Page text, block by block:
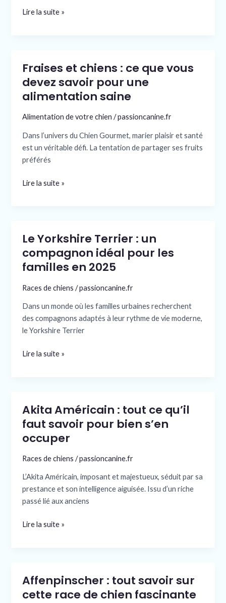
ou
Lire la suite »
Fraises et chiens : ce que vous
devez savoir pour une
alimentation saine
Alimentation de votre chien /passioncanine.fr
Dans l’univers du Chien Gourmet, marier plaisir et santé
est un véritable défi. La tentation de partager ses fruits
préférés
Fraises
et
chiens
ce
vous
devez
savoir
une
Lire la suite »
Le Yorkshire Terrier : un
compagnon idéal pour les
familles en 2025
Races de chiens /passioncanine.fr
Dans un monde où les familles urbaines recherchent
des compagnons adaptés à leur rythme de vie moderne,
le Yorkshire Terrier
Le
Yorkshire
Terrier
:
un
idéal
pour
les
en
Lire la suite »
Akita Américain : tout ce qu’il
faut savoir pour bien s’en
occuper
Races de chiens /passioncanine.fr
L’Akita Américain, imposant et majestueux, séduit par sa
prestance et son intelligence aiguisée. Issu d’un riche
passé lié aux anciens
Akita
Américain
tout
ce
faut
savoir
pour
s’en
Lire la suite »
Affenpinscher : tout savoir sur
cette race de chien fascinante
Affenpinscher
: